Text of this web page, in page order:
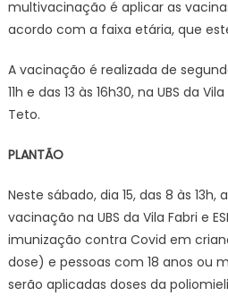
multivacinação é aplicar as
acordo com a faixa etária, que
A vacinação é realizada de
11h e das 13 às 16h30, na UBS da
Teto.
PLANTÃO
Neste sábado, dia 15, das 8 às
vacinação na UBS da Vila Fabri e
imunização contra Covid em
dose) e pessoas com 18 anos ou
serão aplicadas doses da